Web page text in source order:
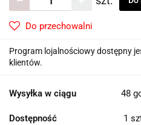
Do przechowalni
Program lojalnościowy dostępny
klientów.
Wysyłka w ciągu 48
Dostępność 1